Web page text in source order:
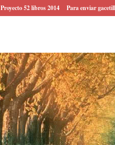
Proyecto 52 libros 2014 Para enviar